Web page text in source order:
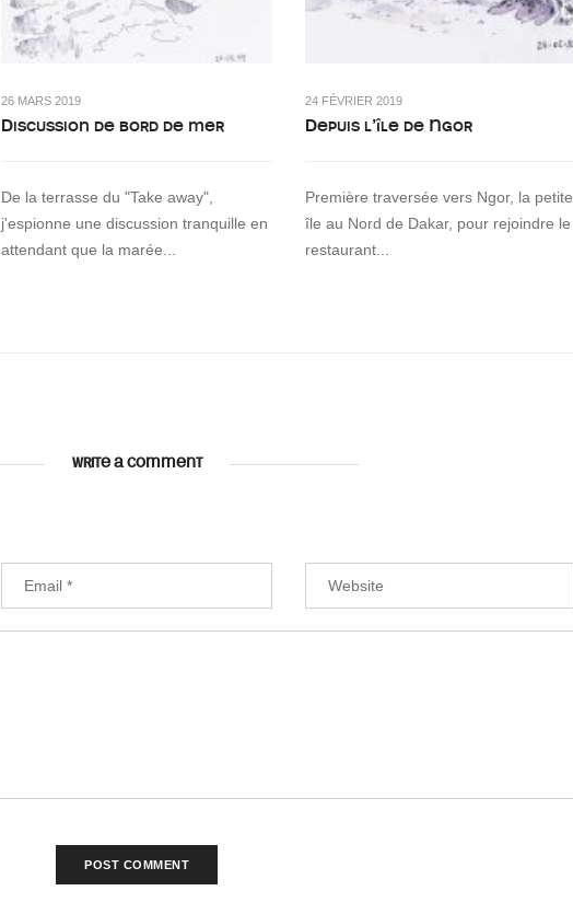
26 MARS 2019
Discussion de bord de mer
De la terrasse du "Take away",
j'espionne une discussion tranquille en
attendant que la marée...
24 FÉVRIER 2019
Depuis l’île de Ngor
Première traversée vers Ngor, la petite
île au Nord de Dakar, pour rejoindre le
restaurant...
WRITE A COMMENT